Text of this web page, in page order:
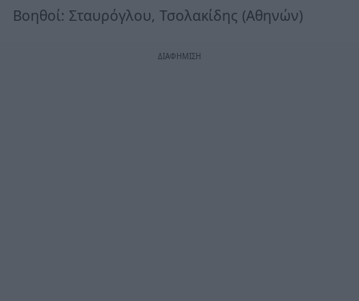
Βοηθοί: Σταυρόγλου, Τσολακίδης (Αθηνών)